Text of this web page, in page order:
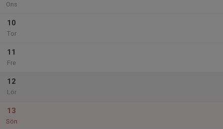
Ons
10
Tor
11
Fre
12
Lör
13
Sön